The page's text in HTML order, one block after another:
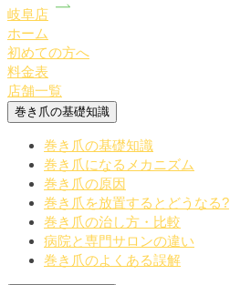
岐阜店
ホーム
初めての方へ
料金表
店舗一覧
巻き爪の基礎知識
巻き爪の基礎知識
巻き爪になるメカニズム
巻き爪の原因
巻き爪を放置するとどうなる?
巻き爪の治し方・比較
病院と専門サロンの違い
巻き爪のよくある誤解